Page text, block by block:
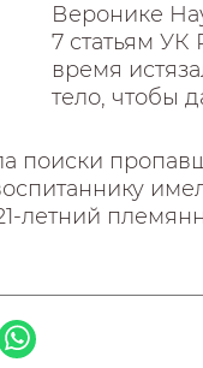
Веронике
7 статьям
время
тело, чтобы
поиски
летний